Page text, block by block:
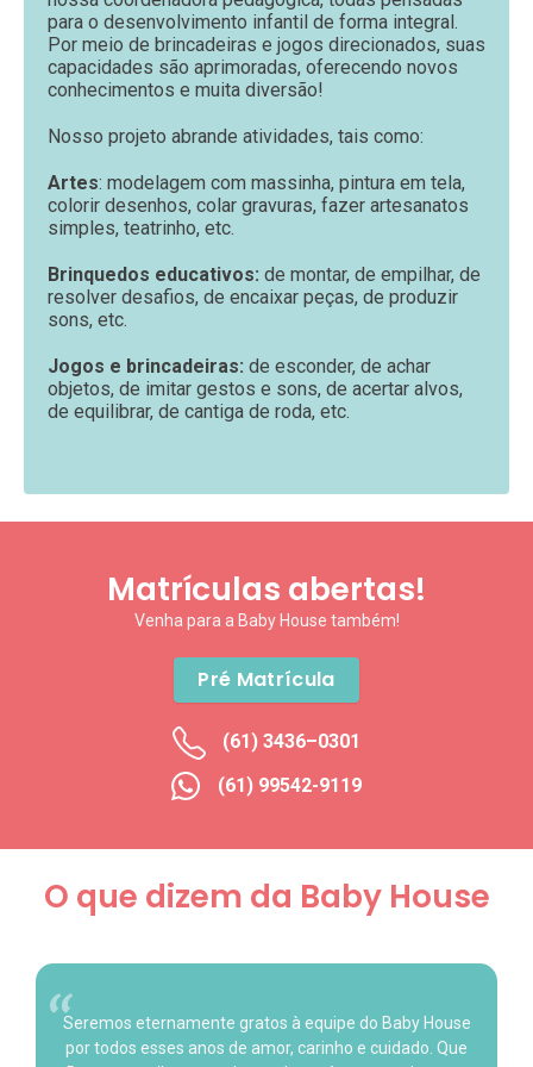
para o desenvolvimento infantil de forma integral.
Por meio de brincadeiras e jogos direcionados, suas
capacidades são aprimoradas, oferecendo novos
conhecimentos e muita diversão!
Nosso projeto abrande atividades, tais como:
Artes: modelagem com massinha, pintura em tela,
colorir desenhos, colar gravuras, fazer artesanatos
simples, teatrinho, etc.
Brinquedos educativos: de montar, de empilhar, de
resolver desafios, de encaixar peças, de produzir
sons, etc.
Jogos e brincadeiras: de esconder, de achar
objetos, de imitar gestos e sons, de acertar alvos,
de equilibrar, de cantiga de roda, etc.
Matrículas abertas!
Venha para a Baby House também!
Pré Matrícula
(61) 3436–0301
(61) 99542-9119
O que dizem da Baby House
Seremos eternamente gratos à equipe do Baby House
por todos esses anos de amor, carinho e cuidado. Que